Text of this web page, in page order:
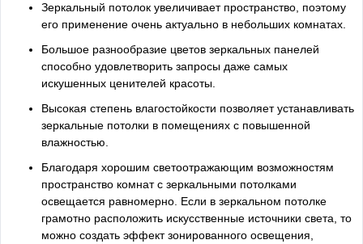
Зеркальный потолок увеличивает пространство, поэтому
его применение очень актуально в небольших комнатах.
Большое разнообразие цветов зеркальных панелей
способно удовлетворить запросы даже самых
искушенных ценителей красоты.
Высокая степень влагостойкости позволяет устанавливать
зеркальные потолки в помещениях с повышенной
влажностью.
Благодаря хорошим светоотражающим возможностям
пространство комнат с зеркальными потолками
освещается равномерно. Если в зеркальном потолке
грамотно расположить искусственные источники света, то
можно создать эффект зонированного освещения,